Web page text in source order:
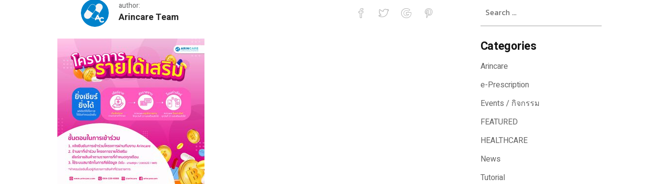
author:
Arincare Team
โครงการรายได้เสริม-04_0
for:
Categories
Arincare
e-Prescription
Events / กิจกรรม
FEATURED
HEALTHCARE
News
Tutorial